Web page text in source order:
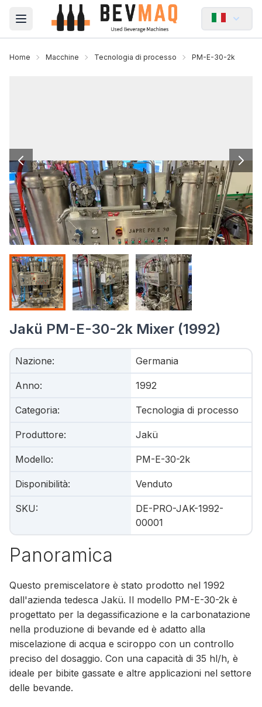
Open main menu
Home Macchine Tecnologia di processo PM-E-30-2k
Jakü PM-E-30-2k Mixer (1992)
Nazione: Germania
Anno: 1992
Categoria: Tecnologia di processo
Produttore: Jakü
Modello: PM-E-30-2k
Disponibilità: Venduto
SKU:
DE-PRO-JAK-1992-
00001
Panoramica
Questo premiscelatore è stato prodotto nel 1992
dall'azienda tedesca Jakü. Il modello PM-E-30-2k è
progettato per la degassificazione e la carbonatazione
nella produzione di bevande ed è adatto alla
miscelazione di acqua e sciroppo con un controllo
preciso del dosaggio. Con una capacità di 35 hl/h, è
ideale per bibite gassate e altre applicazioni nel settore
delle bevande.